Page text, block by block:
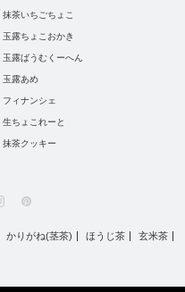
抹茶いちごちょこ
玉露ちょこおかき
玉露ばうむくーへん
玉露あめ
フィナンシェ
生ちょこれーと
抹茶クッキー
かりがね(茎茶) ほうじ茶
玄米茶